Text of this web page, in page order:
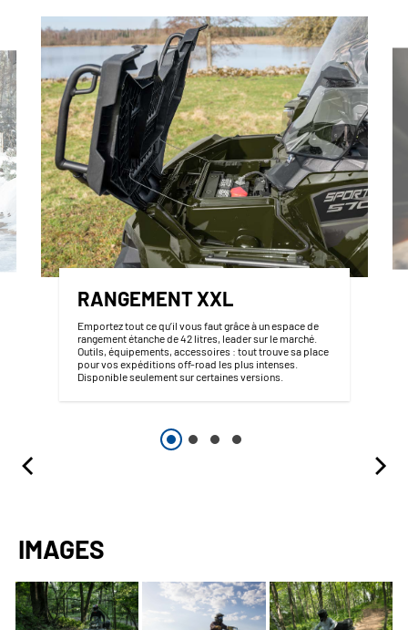
RANGEMENT XXL
Emportez tout ce qu’il vous faut grâce à un espace de
rangement étanche de 42 litres, leader sur le marché.
Outils, équipements, accessoires : tout trouve sa place
pour vos expéditions off-road les plus intenses.
Disponible seulement sur certaines versions.
IMAGES